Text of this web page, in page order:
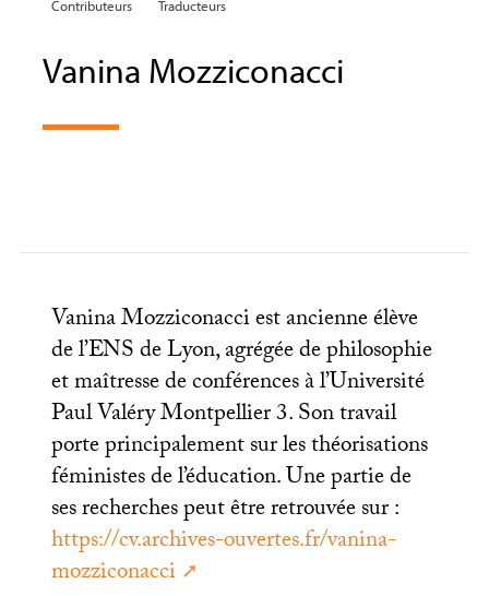
Contributeurs Traducteurs
Vanina Mozziconacci
Vanina Mozziconacci est ancienne élève
de l’ENSde Lyon, agrégée de philosophie
et maîtresse de conférences à l’Université
Paul Valéry Montpellier 3. Son travail
porte principalement sur les théorisations
féministes de l’éducation. Une partie de
ses recherches peut être retrouvée sur :
https://cv.archives-ouvertes.fr/vanina-
mozziconacci